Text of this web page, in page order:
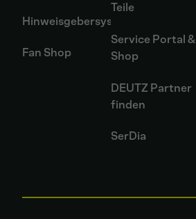
Hinweisgebersystem
Fan Shop
Teile
Service Portal &
Shop
DEUTZ Partner
finden
SerDia